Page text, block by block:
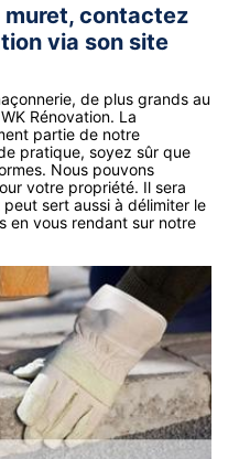
contactez
via son site
de plus grands au
Rénovation. La
partie de notre
pratique, soyez sûr que
Nous pouvons
votre propriété. Il sera
sert aussi à délimiter le
en vous rendant sur notre